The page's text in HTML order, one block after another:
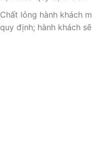
Chất lỏng hành khách
quy định; hành khách